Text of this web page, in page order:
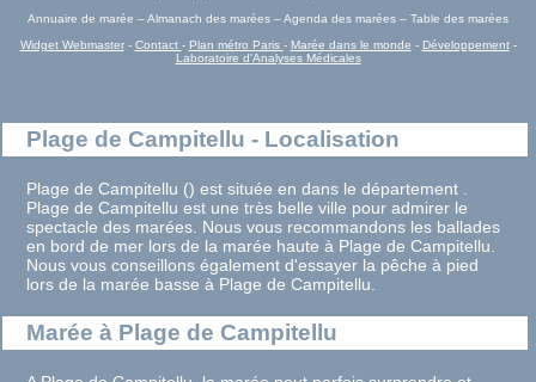
Annuaire de marée – Almanach des marées – Agenda des marées – Table des marées
Widget Webmaster- Contact - Plan métro Paris - Marée dans le monde - Développement-
Laboratoire d'Analyses Médicales
Plage de Campitellu - Localisation
Plage de Campitellu () est située en dans le département .
Plage de Campitellu est une très belle ville pour admirer le
spectacle des marées. Nous vous recommandons les ballades
en bord de mer lors de la marée haute à Plage de Campitellu.
Nous vous conseillons également d'essayer la pêche à pied
lors de la marée basse à Plage de Campitellu.
Marée à Plage de Campitellu